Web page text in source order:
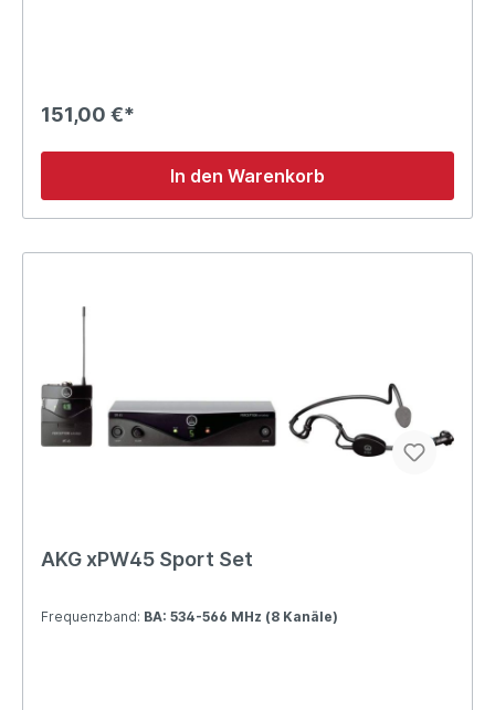
151,00 €*
In den Warenkorb
AKG xPW45 Sport Set
Frequenzband: BA: 534-566 MHz (8 Kanäle)